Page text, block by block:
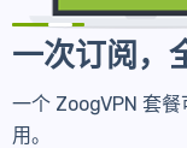
一次订阅，
一个 ZoogVPN 套
用。